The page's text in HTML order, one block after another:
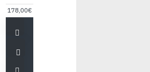
178,00€